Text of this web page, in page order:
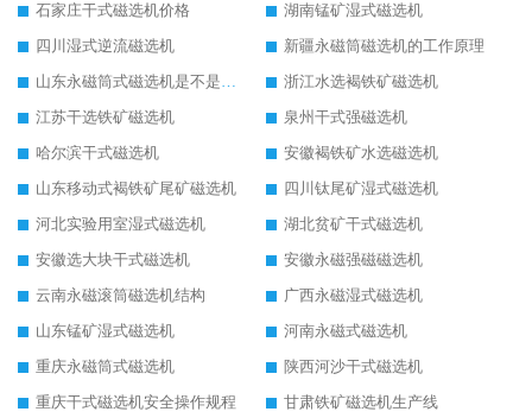
石家庄干式磁选机价格
湖南锰矿湿式磁选机
四川湿式逆流磁选机
新疆永磁筒磁选机的工作原理
山东永磁筒式磁选机是不是强磁
浙江水选褐铁矿磁选机
江苏干选铁矿磁选机
泉州干式强磁选机
哈尔滨干式磁选机
安徽褐铁矿水选磁选机
山东移动式褐铁矿尾矿磁选机
四川钛尾矿湿式磁选机
河北实验用室湿式磁选机
湖北贫矿干式磁选机
安徽选大块干式磁选机
安徽永磁强磁磁选机
云南永磁滚筒磁选机结构
广西永磁湿式磁选机
山东锰矿湿式磁选机
河南永磁式磁选机
重庆永磁筒式磁选机
陕西河沙干式磁选机
重庆干式磁选机安全操作规程
甘肃铁矿磁选机生产线